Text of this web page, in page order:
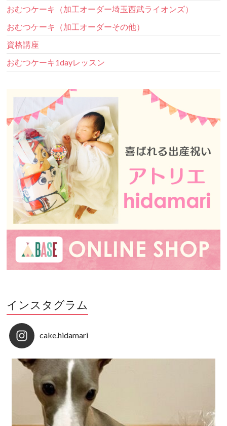
おむつケーキ（加工オーダー埼玉西武ライオンズ）
おむつケーキ（加工オーダーその他）
資格講座
おむつケーキ1dayレッスン
インスタグラム
cake.hidamari